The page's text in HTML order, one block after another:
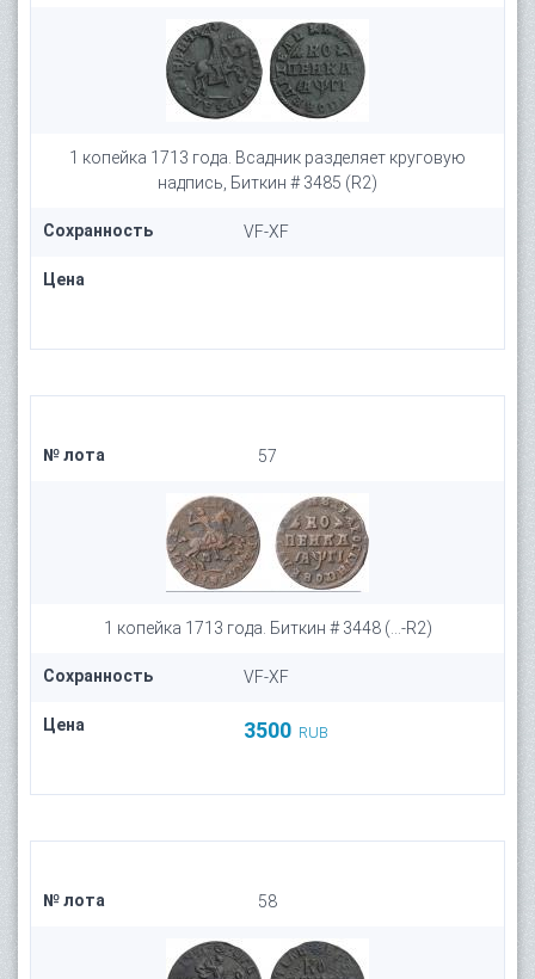
1 копейка 1713 года. Всадник разделяет круговую
надпись, Биткин # 3485 (R2)
Сохранность VF-XF
Цена
№ лота 57
1 копейка 1713 года. Биткин # 3448 (...-R2)
Сохранность VF-XF
Цена 3500 RUB
№ лота 58